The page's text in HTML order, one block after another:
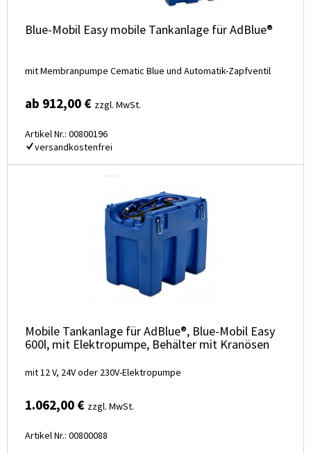
Blue-Mobil Easy mobile Tankanlage für AdBlue®
mit Membranpumpe Cematic Blue und Automatik-Zapfventil
ab 912,00 € zzgl. MwSt.
Artikel Nr.: 00800196
versandkostenfrei
Mobile Tankanlage für AdBlue®, Blue-Mobil Easy
600l, mit Elektropumpe, Behälter mit Kranösen
mit 12 V, 24V oder 230V-Elektropumpe
1.062,00 € zzgl. MwSt.
Artikel Nr.: 00800088